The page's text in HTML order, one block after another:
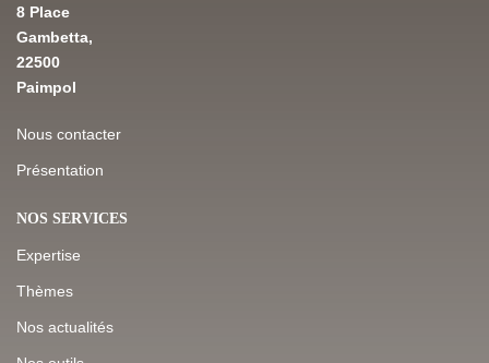
8 Place
Gambetta,
22500
Paimpol
Nous contacter
Présentation
NOS SERVICES
Expertise
Thèmes
Nos actualités